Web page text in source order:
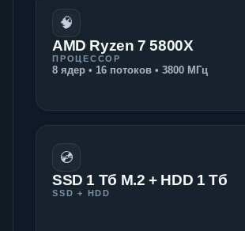
🧠
AMD Ryzen 7 5800X
ПРОЦЕССОР
8 ядер • 16 потоков • 3800 МГц
💿
SSD 1 Тб M.2 + HDD 1 Тб
SSD + HDD